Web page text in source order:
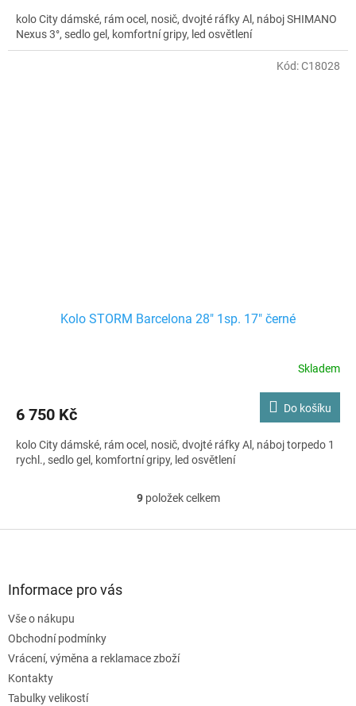
kolo City dámské, rám ocel, nosič, dvojté ráfky Al, náboj SHIMANO
Nexus 3°, sedlo gel, komfortní gripy, led osvětlení
Kolo STORM Barcelona 28" 1sp. 17" černé
Skladem
6 750 Kč Do košíku
kolo City dámské, rám ocel, nosič, dvojté ráfky Al, náboj torpedo 1
rychl., sedlo gel, komfortní gripy, led osvětlení
Kód:C18028
O
l
v
9položek celkem
Informace pro vás
Vše o nákupu
Obchodní podmínky
Vrácení, výměna a reklamace zboží
Kontakty
Tabulky velikostí